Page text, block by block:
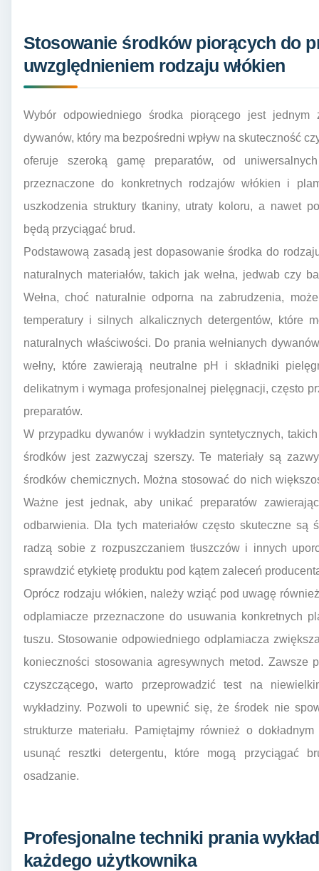
Stosowanie środków piorących do
uwzględnieniem rodzaju włókien
Wybór odpowiedniego środka piorącego jest
dywanów, który ma bezpośredni wpływ na skuteczność
oferuje szeroką gamę preparatów, od
przeznaczone do konkretnych rodzajów włókien i
uszkodzenia struktury tkaniny, utraty koloru, a nawet
będą przyciągać brud.
Podstawową zasadą jest dopasowanie środka do
naturalnych materiałów, takich jak wełna, jedwab czy
Wełna, choć naturalnie odporna na zabrudzenia,
temperatury i silnych alkalicznych detergentów, które
naturalnych właściwości. Do prania wełnianych
wełny, które zawierają neutralne pH i składniki
delikatnym i wymaga profesjonalnej pielęgnacji, często
preparatów.
W przypadku dywanów i wykładzin syntetycznych,
środków jest zazwyczaj szerszy. Te materiały są
środków chemicznych. Można stosować do nich
Ważne jest jednak, aby unikać preparatów
odbarwienia. Dla tych materiałów często skuteczne
radzą sobie z rozpuszczaniem tłuszczów i innych
sprawdzić etykietę produktu pod kątem zaleceń
Oprócz rodzaju włókien, należy wziąć pod uwagę
odplamiacze przeznaczone do usuwania konkretnych
tuszu. Stosowanie odpowiedniego odplamiacza
konieczności stosowania agresywnych metod. Zawsze
czyszczącego, warto przeprowadzić test na
wykładziny. Pozwoli to upewnić się, że środek nie
strukturze materiału. Pamiętajmy również o
usunąć resztki detergentu, które mogą przyciągać
osadzanie.
Profesjonalne techniki prania
każdego użytkownika